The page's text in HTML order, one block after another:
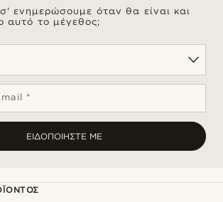
ενημερώσουμε όταν θα είναι και
αυτό το μέγεθος;
*
ΕΙΔΟΠΟΙΉΣΤΕ ΜΕ